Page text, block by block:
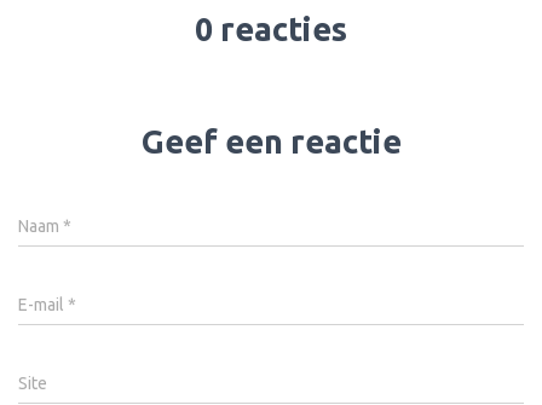
0 reacties
Geef een reactie
Naam *
E-mail *
Site